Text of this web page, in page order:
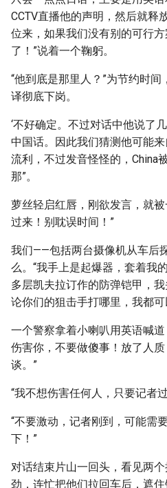
CCTV直播他的声明，然后就释
位来，如果我们没有别的可行
了！”说着一个鞠躬。
“他到底是那里人？”为节约时
译彻底下岗。
‘不好确定。不过对话中他说了
中国话。因此我们猜测他可能
流利，不过发音怪怪的，China
那”。
萝丝轻启红唇，刚欲发言，就
过来！别耽误时间！”
我们——包括两台摄像机从车后
么。“我手上是起爆器，套着我
多层凯夫拉订作的防弹铠甲，
论你们的狙击手打哪里，我都
一个警察拿着小喇叭用英语喊
伤害你，不要做傻事！放了人
谈。”
“我不想伤害任何人，只要记者
“不要激动，记者刚到，可能需
下！”
对话结束片山一回头，看见两
劲，连忙把他们拉回车后，遮